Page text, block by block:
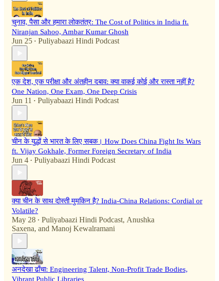
चुनाव, पैसा और हमारा लोकतंत्र: The Cost of Politics in India ft.
Niranjan Sahoo, Ambar Kumar Ghosh
Jun 25 • Puliyabaazi Hindi Podcast
एक देश, एक परीक्षा और अंतहीन दबाव: क्या वाकई कोई और रास्ता नहीं है?
One Nation, One Exam, One Deep Crisis
Jun 11 • Puliyabaazi Hindi Podcast
चीन के युद्धों से भारत के लिए सबक। How Does China Fight Its Wars
ft. Vijay Gokhale, Former Foreign Secretary of India
Jun 4 • Puliyabaazi Hindi Podcast
क्या चीन के साथ दोस्ती मुमकिन है? India-China Relations: Cordial or
Volatile?
May 28 • Puliyabaazi Hindi Podcast, Anushka
Saxena, and Manoj Kewalramani
अनदेखा ढाँचा: Engineering Talent, Non-Profit Trade Bodies,
Vibrant Public Libraries